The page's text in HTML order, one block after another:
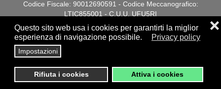
Questo sito web usa i cookies per garantirti la miglior
esperienza di navigazione possibile.
Privacy policy
Impostazioni
Rifiuta i cookies Attiva i cookies
❌
Codice Fiscale: 90012690591 - Codice Meccanografico:
LTIC855001 - C.U.U. UFU5RI
Dichiarazione di Accessibilità
Reader